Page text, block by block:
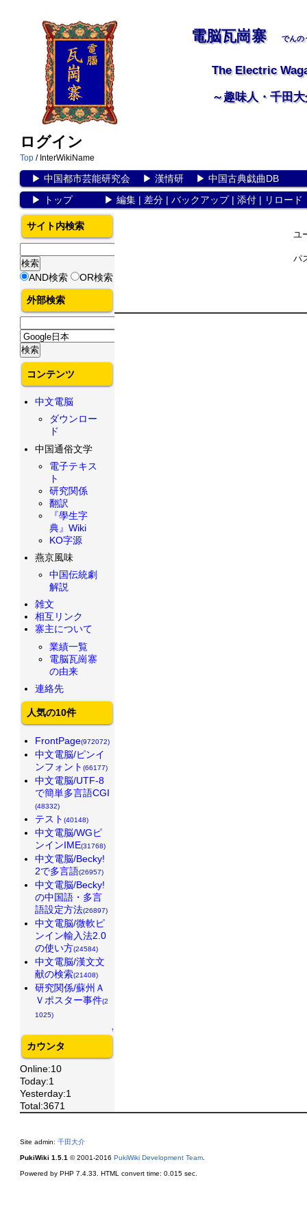
電脳瓦崗寨 でんの
The Electric
～趣味人・千田
ログイン
Top / InterWikiName
▶ 中国都市芸能研究会▶ 漢情研▶ 中国古典戯曲DB
▶
トップ▶ 編集| 差分| バックアップ| 添付| リロード
ユ
パ
サイト内検索
AND検索 OR検索
外部検索
コンテンツ
中文電脳
ダウンロー
ド
中国通俗文学
電子テキス
ト
研究関係
翻訳
『學生字
典』Wiki
KO字源
燕京風味
中国伝統劇
解説
雑文
相互リンク
寨主について
業績一覧
電脳瓦崗寨
の由来
連絡先
人気の10件
FrontPage(972072)
中文電脳/ピンイ
ンフォント (66177)
中文電脳/UTF-8
で簡単多言語CGI
(48332)
テスト (40148)
中文電脳/WGピ
ンインIME(31768)
中文電脳/Becky!
2で多言語(26957)
中文電脳/Becky!
の中国語・多言
語設定方法(26897)
中文電脳/微軟ピ
ンイン輸入法2.0
の使い方(24584)
中文電脳/漢文文
献の検索(21408)
研究関係/蘇州Ａ
Ｖポスター事件(2
1025)
↑
カウンタ
Online:10
Today:1
Yesterday:1
Total:3671
Site admin: 千田大介
PukiWiki 1.5.1 © 2001-2016 PukiWiki Development Team.
Powered by PHP 7.4.33. HTML convert time: 0.015 sec.